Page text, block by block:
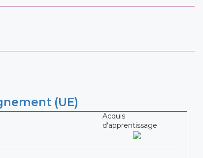
(UE)
Acquis
d'apprentissage